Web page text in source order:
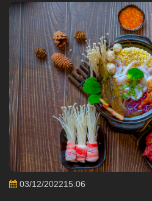
03/12/202215:06